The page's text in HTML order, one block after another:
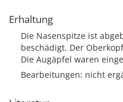
Erhaltung
Die Nasenspitze ist
beschädigt. Der
Die Augäpfel waren
Bearbeitungen: nicht